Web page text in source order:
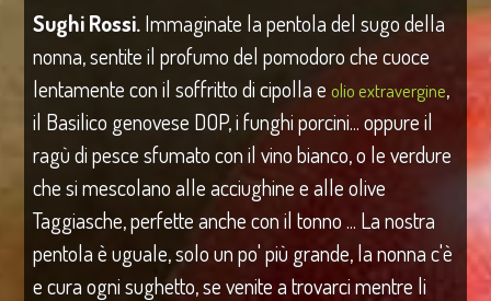
Sughi Rossi.Immaginate la pentola del sugo della
nonna, sentite il profumo del pomodoro che cuoce
lentamente con il soffritto di cipolla eolio extravergine,
il Basilico genovese DOP, i funghi porcini... oppure il
ragù di pesce sfumato con il vino bianco, o le verdure
che si mescolano alle acciughine e alle olive
Taggiasche, perfette anche con il tonno ... La nostra
pentola è uguale, solo un po' più grande, la nonna c'è
e cura ogni sughetto, se venite a trovarci mentre li